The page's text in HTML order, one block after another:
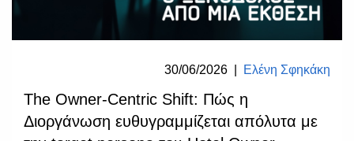
30/06/2026 Ελένη Σφηκάκη
The Owner-Centric Shift: Πώς η
Διοργάνωση ευθυγραμμίζεται απόλυτα με